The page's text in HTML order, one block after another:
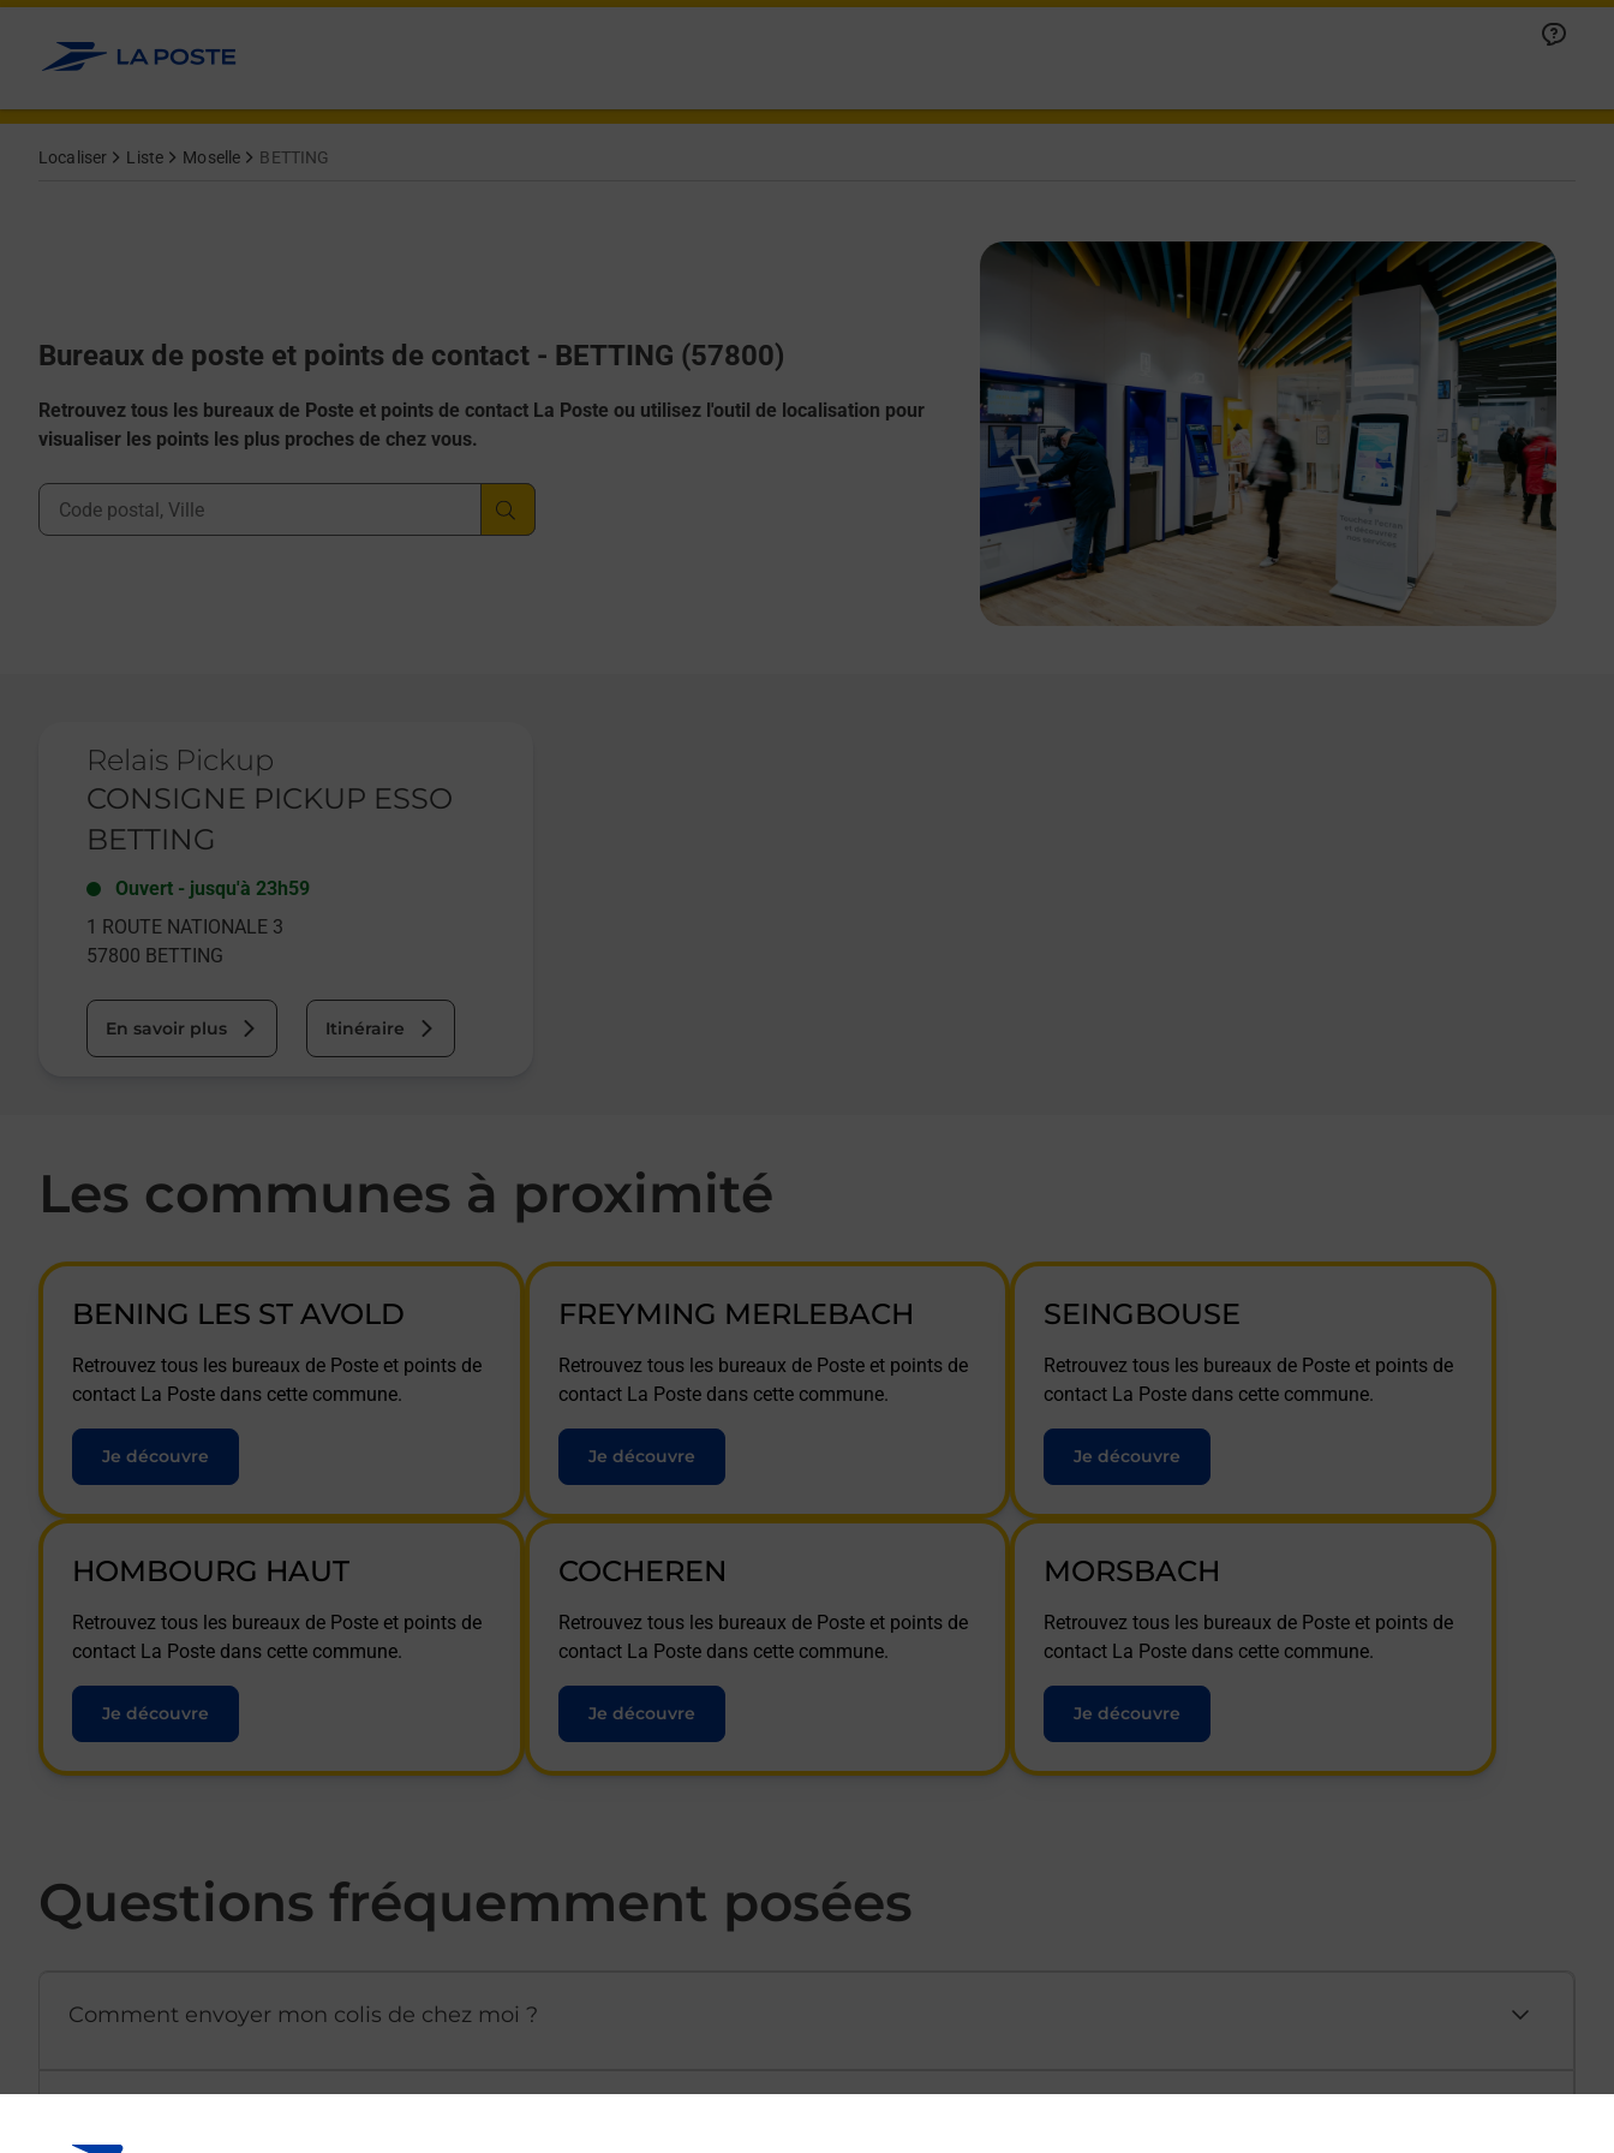
Allez au contenu
Localiser Liste Moselle BETTING
Bureaux de poste et points de contact - BETTING (57800)
Retrouvez tous les bureaux de Poste et points de contact La Poste ou utilisez l'outil de localisation pour
visualiser les points les plus proches de chez vous.
Ville, Département, Code Postal
Relais Pickup
CONSIGNE PICKUP ESSO
BETTING
Ouvert - jusqu'à 23h59
1 ROUTE NATIONALE 3
57800 BETTING
En savoir plus Itinéraire
Les communes à proximité
BENING LES ST AVOLD
Retrouvez tous les bureaux de Poste et points de
contact La Poste dans cette commune.
Je découvre
FREYMING MERLEBACH
Retrouvez tous les bureaux de Poste et points de
contact La Poste dans cette commune.
Je découvre
SEINGBOUSE
Retrouvez tous les bureaux de Poste et points de
contact La Poste dans cette commune.
Je découvre
HOMBOURG HAUT
Retrouvez tous les bureaux de Poste et points de
contact La Poste dans cette commune.
Je découvre
COCHEREN
Retrouvez tous les bureaux de Poste et points de
contact La Poste dans cette commune.
Je découvre
MORSBACH
Retrouvez tous les bureaux de Poste et points de
contact La Poste dans cette commune.
Je découvre
Questions fréquemment posées
Comment envoyer mon colis de chez moi ?
Afficher ou masquer la réponse
Afficher ou masquer la réponse
Afficher ou masquer la réponse
Afficher ou masquer la réponse
Afficher ou masquer la réponse